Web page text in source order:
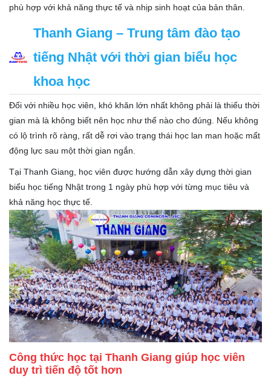
phù hợp với khả năng thực tế và nhịp sinh hoạt của bản thân.
Thanh Giang – Trung tâm đào tạo
tiếng Nhật với thời gian biểu học
khoa học
Đối với nhiều học viên, khó khăn lớn nhất không phải là thiếu thời
gian mà là không biết nên học như thế nào cho đúng. Nếu không
có lộ trình rõ ràng, rất dễ rơi vào trạng thái học lan man hoặc mất
động lực sau một thời gian ngắn.
Tại Thanh Giang, học viên được hướng dẫn xây dựng thời gian
biểu học tiếng Nhật trong 1 ngày phù hợp với từng mục tiêu và
khả năng học thực tế.
Công thức học tại Thanh Giang giúp học viên
duy trì tiến độ tốt hơn